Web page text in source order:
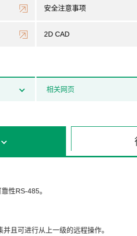
安全注意事项
2D CAD
相关网页
性RS-485。
且可进行从上一级的远程操作。